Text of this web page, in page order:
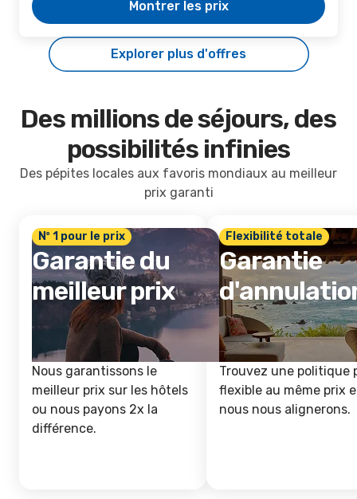
Montrer les prix
Explorer plus d'offres
Des millions de séjours, des
possibilités infinies
Des pépites locales aux favoris mondiaux au meilleur
prix garanti
Nº 1 pour le prix
Garantie du
meilleur prix
Nous garantissons le
meilleur prix sur les hôtels
ou nous payons 2x la
différence.
Flexibilité totale
Garantie
Trouvez une politique
flexible au même prix
nous nous alignerons.